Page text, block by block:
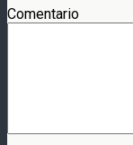
Comentario